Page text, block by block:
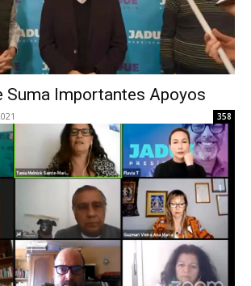
Suma Importantes Apoyos
358